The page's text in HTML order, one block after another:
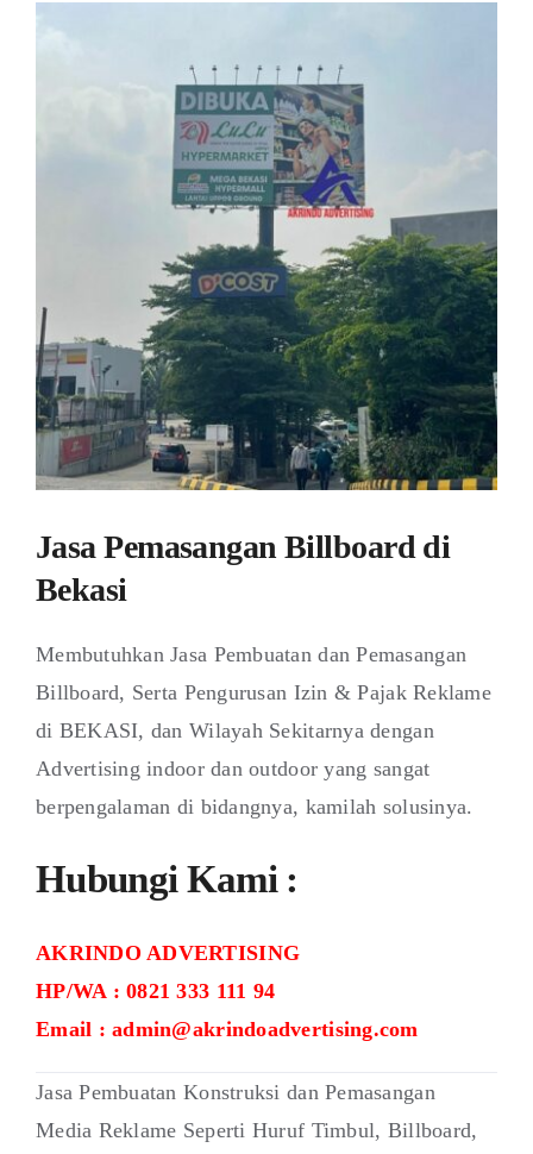
Jasa Pemasangan Billboard di
Bekasi
Membutuhkan Jasa Pembuatan dan Pemasangan
Billboard, Serta Pengurusan Izin & Pajak Reklame
di BEKASI, dan Wilayah Sekitarnya dengan
Advertising indoor dan outdoor yang sangat
berpengalaman di bidangnya, kamilah solusinya.
Hubungi Kami :
AKRINDO ADVERTISING
HP/WA : 0821 333 111 94
Email : admin@akrindoadvertising.com
Jasa Pembuatan Konstruksi dan Pemasangan
Media Reklame Seperti Huruf Timbul, Billboard,